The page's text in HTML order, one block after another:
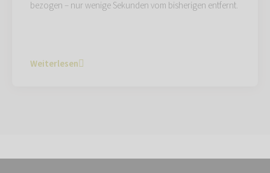
bezogen – nur wenige Sekunden vom bisherigen entfernt.
Weiterlesen